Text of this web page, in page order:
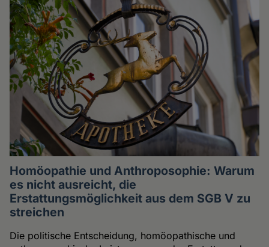
Homöopathie und Anthroposophie: Warum
es nicht ausreicht, die
Erstattungsmöglichkeit aus dem SGB V zu
streichen
Die politische Entscheidung, homöopathische und